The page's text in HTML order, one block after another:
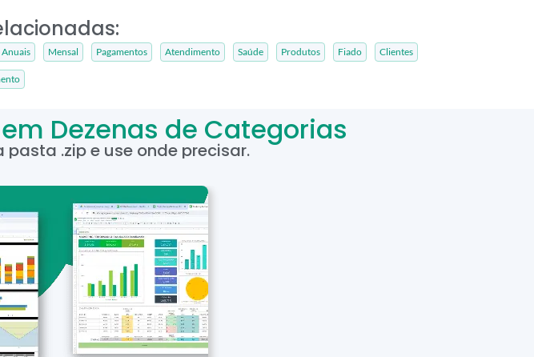
Anuais Mensal Pagamentos Atendimento Saúde Produtos Fiado Clientes
Dezenas de Categorias
.zip e use onde precisar.